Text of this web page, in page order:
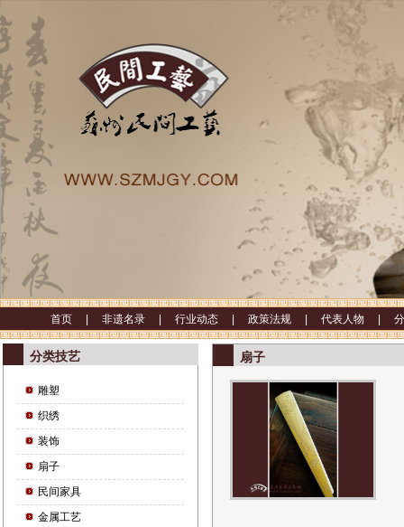
首页 | 非遗名录 | 行业动态 | 政策法规 | 代表人物 |
分类技艺
雕塑
织绣
装饰
扇子
民间家具
金属工艺
扇子